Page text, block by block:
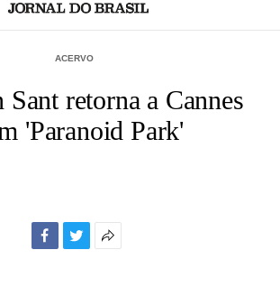
ACERVO
Sant retorna a Cannes
'Paranoid Park'